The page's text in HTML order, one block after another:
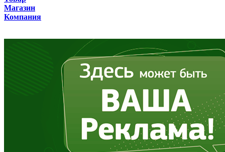
Волгоградская область
Вологодская область
Дагестан
Еврейская АО
Забайкальский край
Магазин
Компания